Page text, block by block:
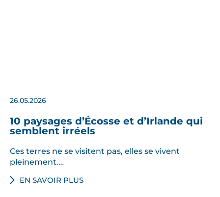
26.05.2026
10 paysages d’Écosse et d’Irlande qui
semblent irréels
Ces terres ne se visitent pas, elles se vivent
pleinement.…
EN SAVOIR PLUS